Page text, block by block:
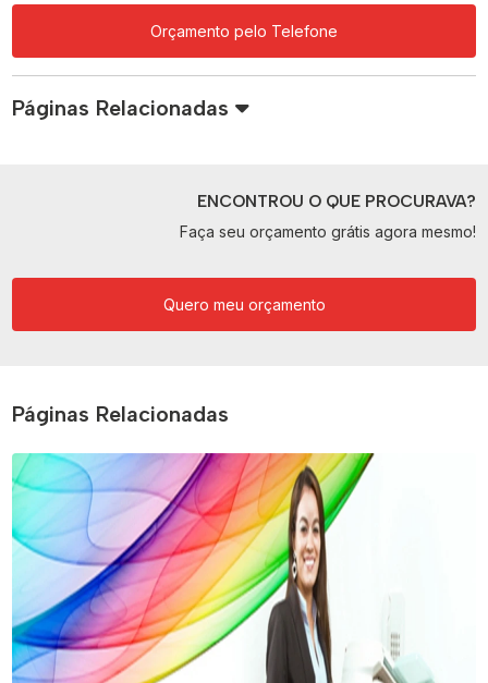
Orçamento pelo Telefone
Páginas Relacionadas
ENCONTROU O QUE PROCURAVA?
Faça seu orçamento grátis agora mesmo!
Quero meu orçamento
Páginas Relacionadas